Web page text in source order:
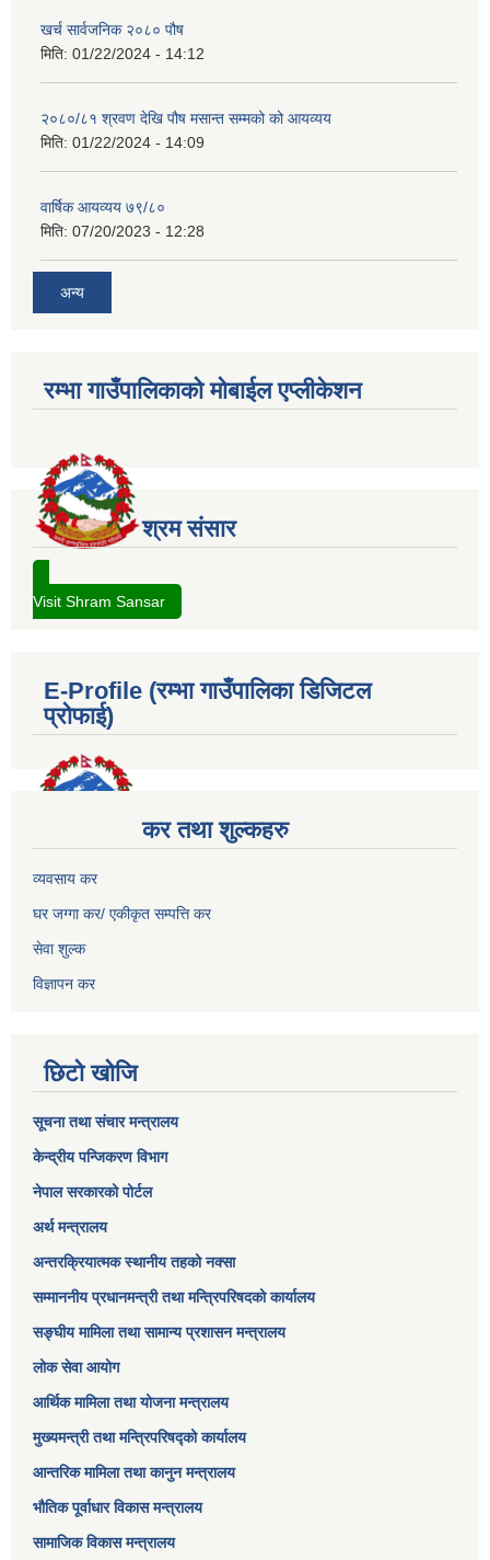
खर्च सार्वजनिक २०८० पौष
मिति: 01/22/2024 - 14:12
२०८०/८१ श्रवण देखि पौष मसान्त सम्मको को आयव्यय
मिति: 01/22/2024 - 14:09
वार्षिक आयव्यय ७९/८०
मिति: 07/20/2023 - 12:28
अन्य
रम्भा गाउँपालिकाको मोबाईल एप्लीकेशन
श्रम संसार
Visit Shram Sansar
E-Profile (रम्भा गाउँपालिका डिजिटल
प्रोफाई)
कर तथा शुल्कहरु
व्यवसाय कर
घर जग्गा कर/ एकीकृत सम्पत्ति कर
सेवा शुल्क
विज्ञापन कर
छिटो खोजि
सूचना तथा संचार मन्त्रालय
केन्द्रीय पन्जिकरण विभाग
नेपाल सरकारको पोर्टल
अर्थ मन्त्रालय
अन्तरक्रियात्मक स्थानीय तहको नक्सा
सम्माननीय प्रधानमन्त्री तथा मन्त्रिपरिषद‌को कार्यालय
सङ्‍घीय मामिला तथा सामान्य प्रशासन मन्त्रालय
लोक सेवा आयोग
आर्थिक मामिला तथा योजना मन्त्रालय​
मुख्यमन्त्री तथा मन्त्रिपरिषद्को कार्यालय
आन्तरिक मामिला तथा कानुन मन्त्रालय
भौतिक पूर्वाधार विकास मन्त्रालय
सामाजिक विकास मन्त्रालय